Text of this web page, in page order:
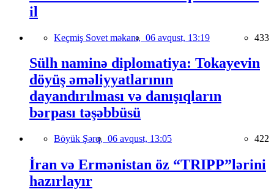
il
Keçmiş Sovet məkanı, 06 avqust, 13:19 433
Sülh naminə diplomatiya: Tokayevin
döyüş əməliyyatlarının
dayandırılması və danışıqların
bərpası təşəbbüsü
Böyük Şərq, 06 avqust, 13:05 422
İran və Ermənistan öz “TRIPP”lərini
hazırlayır